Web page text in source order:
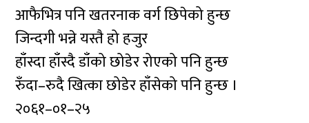
आफैभित्र पनि खतरनाक वर्ग छिपेको हुन्छ
जिन्दगी भन्ने यस्तै हो हजुर
हाँस्दा हाँस्दै डाँको छोडेर रोएको पनि हुन्छ
रुँदा–रुदै खित्का छोडेर हाँसेको पनि हुन्छ ।
२०६१–०१–२५